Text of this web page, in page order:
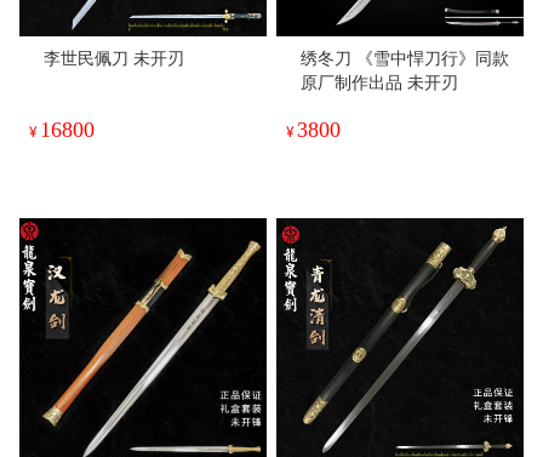
李世民佩刀 未开刃
¥ 16800
绣冬刀 《雪中悍刀行》同款
原厂制作出品 未开刃
¥3800